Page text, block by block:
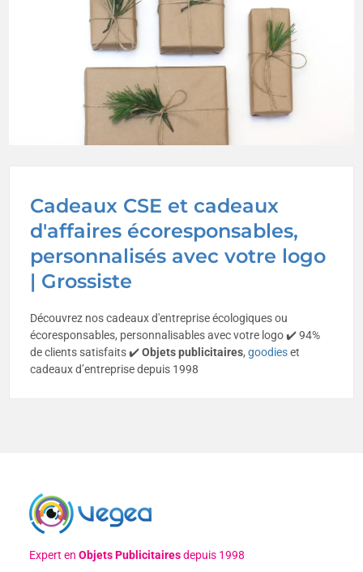
Cadeaux CSE et cadeaux
d'affaires écoresponsables,
personnalisés avec votre logo
| Grossiste
Découvrez nos cadeaux d'entreprise écologiques ou
écoresponsables, personnalisables avec votre logo ✔️ 94%
de clients satisfaits ✔️Objets publicitaires,goodieset
cadeaux d’entreprise depuis 1998
Expert enObjets Publicitairesdepuis 1998